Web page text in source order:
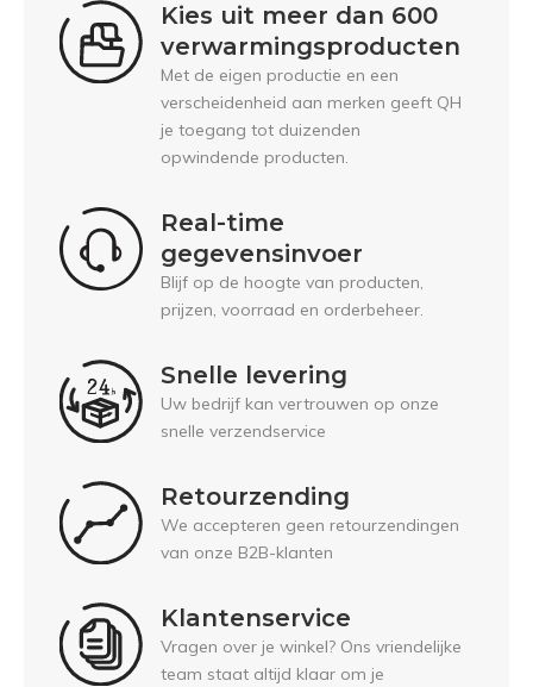
Kies uit meer dan 600
verwarmingsproducten
Met de eigen productie en een
verscheidenheid aan merken geeft QH
je toegang tot duizenden
opwindende producten.
Real-time
gegevensinvoer
Blijf op de hoogte van producten,
prijzen, voorraad en orderbeheer.
Snelle levering
Uw bedrijf kan vertrouwen op onze
snelle verzendservice
Retourzending
We accepteren geen retourzendingen
van onze B2B-klanten
Klantenservice
Vragen over je winkel? Ons vriendelijke
team staat altijd klaar om je